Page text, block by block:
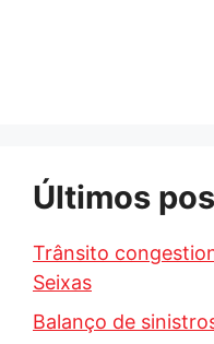
Últimos
Trânsito
Seixas
Balanço de